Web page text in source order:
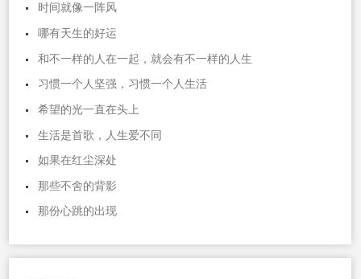
时间就像一阵风
哪有天生的好运
和不一样的人在一起，就会有不一样的人生
习惯一个人坚强，习惯一个人生活
希望的光一直在头上
生活是首歌，人生爱不同
如果在红尘深处
那些不舍的背影
那份心跳的出现